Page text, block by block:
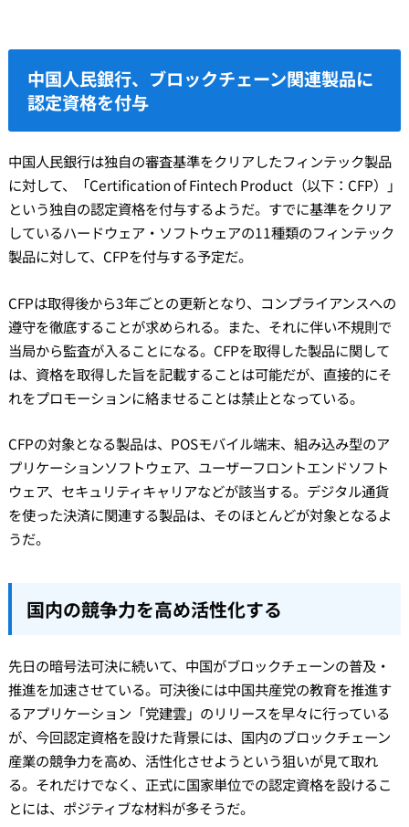
中国人民銀行、ブロックチェーン関連製品に
認定資格を付与
中国人民銀行は独自の審査基準をクリアしたフィンテック製品
に対して、「Certification of Fintech Product（以下：CFP）」
という独自の認定資格を付与するようだ。すでに基準をクリア
しているハードウェア・ソフトウェアの11種類のフィンテック
製品に対して、CFPを付与する予定だ。
CFPは取得後から3年ごとの更新となり、コンプライアンスへの
遵守を徹底することが求められる。また、それに伴い不規則で
当局から監査が入ることになる。CFPを取得した製品に関して
は、資格を取得した旨を記載することは可能だが、直接的にそ
れをプロモーションに絡ませることは禁止となっている。
CFPの対象となる製品は、POSモバイル端末、組み込み型のア
プリケーションソフトウェア、ユーザーフロントエンドソフト
ウェア、セキュリティキャリアなどが該当する。デジタル通貨
を使った決済に関連する製品は、そのほとんどが対象となるよ
うだ。
国内の競争力を高め活性化する
先日の暗号法可決に続いて、中国がブロックチェーンの普及・
推進を加速させている。可決後には中国共産党の教育を推進す
るアプリケーション「党建雲」のリリースを早々に行っている
が、今回認定資格を設けた背景には、国内のブロックチェーン
産業の競争力を高め、活性化させようという狙いが見て取れ
る。それだけでなく、正式に国家単位での認定資格を設けるこ
とには、ポジティブな材料が多そうだ。